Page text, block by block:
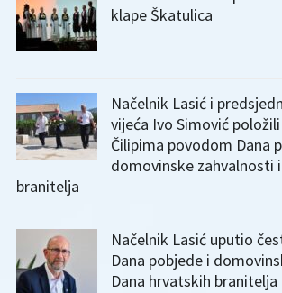
klape Škatulica
Načelnik Lasić i
vijeća Ivo Simović
Čilipima povodom Dana
domovinske zahvalnosti
branitelja
Načelnik Lasić uputio
Dana pobjede i
Dana hrvatskih branitelja